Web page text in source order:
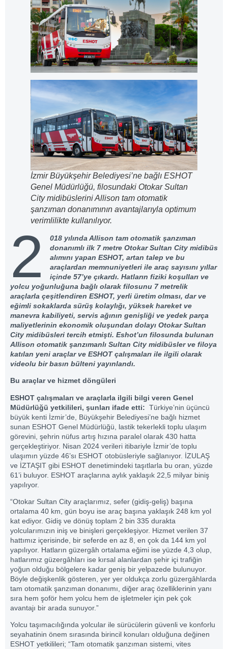
İzmir Büyükşehir Belediyesi’ne bağlı ESHOT
Genel Müdürlüğü, filosundaki Otokar Sultan
City midibüslerini Allison tam otomatik
şanzıman donanımının avantajlarıyla optimum
verimlilikte kullanılıyor.
2
018 yılında Allison tam otomatik şanzıman
donanımlı ilk 7 metre Otokar Sultan City midibüs
alımını yapan ESHOT, artan talep ve bu
araçlardan memnuniyetleri ile araç sayısını yıllar
içinde 57’ye çıkardı. Hatların fiziki koşulları ve
yolcu yoğunluğuna bağlı olarak filosunu 7 metrelik
araçlarla çeşitlendiren ESHOT, yerli üretim olması, dar ve
eğimli sokaklarda sürüş kolaylığı, yüksek hareket ve
manevra kabiliyeti, servis ağının genişliği ve yedek parça
maliyetlerinin ekonomik oluşundan dolayı Otokar Sultan
City midibüsleri tercih etmişti. Eshot’un filosunda bulunan
Allison otomatik şanzımanlı Sultan City midibüsler ve filoya
katılan yeni araçlar ve ESHOT çalışmaları ile ilgili olarak
videolu bir basın bülteni yayınlandı.
Bu araçlar ve hizmet döngüleri
ESHOT çalışmaları ve araçlarla ilgili bilgi veren Genel
Müdürlüğü yetkilileri, şunları ifade etti: Türkiye’nin üçüncü
büyük kenti İzmir’de, Büyükşehir Belediyesi’ne bağlı hizmet
sunan ESHOT Genel Müdürlüğü, lastik tekerlekli toplu ulaşım
görevini, şehrin nüfus artış hızına paralel olarak 430 hatta
gerçekleştiriyor. Nisan 2024 verileri itibariyle İzmir’de toplu
ulaşımın yüzde 46’sı ESHOT otobüsleriyle sağlanıyor. İZULAŞ
ve İZTAŞIT gibi ESHOT denetimindeki taşıtlarla bu oran, yüzde
61’i buluyor. ESHOT araçlarına aylık yaklaşık 22,5 milyar biniş
yapılıyor.
“Otokar Sultan City araçlarımız, sefer (gidiş-geliş) başına
ortalama 40 km, gün boyu ise araç başına yaklaşık 248 km yol
kat ediyor. Gidiş ve dönüş toplam 2 bin 335 durakta
yolcularımızın iniş ve binişleri gerçekleşiyor. Hizmet verilen 37
hattımız içerisinde, bir seferde en az 8, en çok da 144 km yol
yapılıyor. Hatların güzergâh ortalama eğimi ise yüzde 4,3 olup,
hatlarımız güzergâhları ise kırsal alanlardan şehir içi trafiğin
yoğun olduğu bölgelere kadar geniş bir yelpazede bulunuyor.
Böyle değişkenlik gösteren, yer yer oldukça zorlu güzergâhlarda
tam otomatik şanzıman donanımı, diğer araç özelliklerinin yanı
sıra hem şoför hem yolcu hem de işletmeler için pek çok
avantajı bir arada sunuyor.”
Yolcu taşımacılığında yolcular ile sürücülerin güvenli ve konforlu
seyahatinin önem sırasında birincil konuları olduğuna değinen
ESHOT yetkilileri; “Tam otomatik şanzıman sistemi, vites